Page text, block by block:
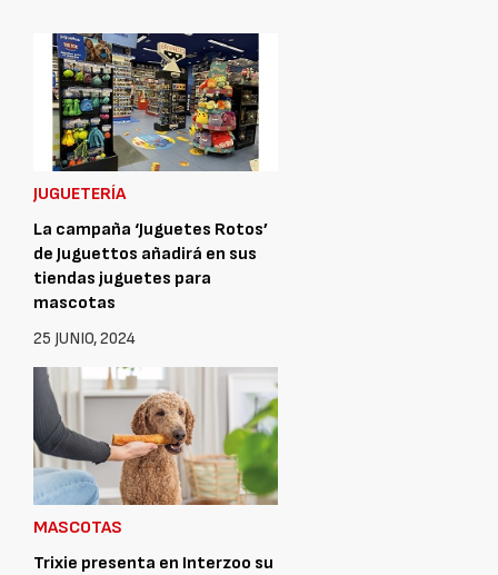
JUGUETERÍA
La campaña ‘Juguetes Rotos’
de Juguettos añadirá en sus
tiendas juguetes para
mascotas
25 JUNIO, 2024
MASCOTAS
Trixie presenta en Interzoo su